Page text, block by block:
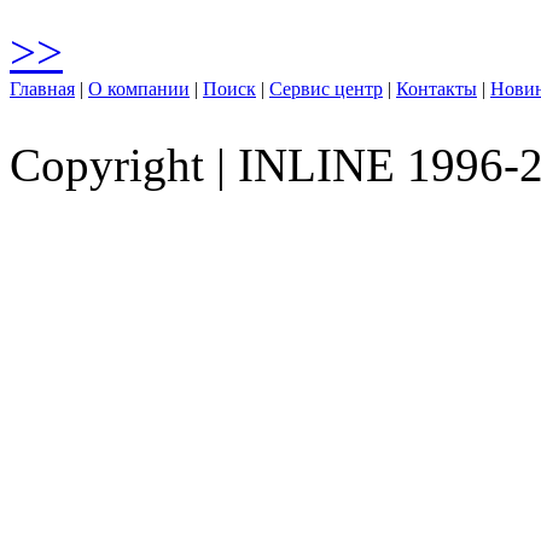
>>
Главная | О компании | Поиск | Сервис центр | Контакты |
Copyright | INLINE 1996-